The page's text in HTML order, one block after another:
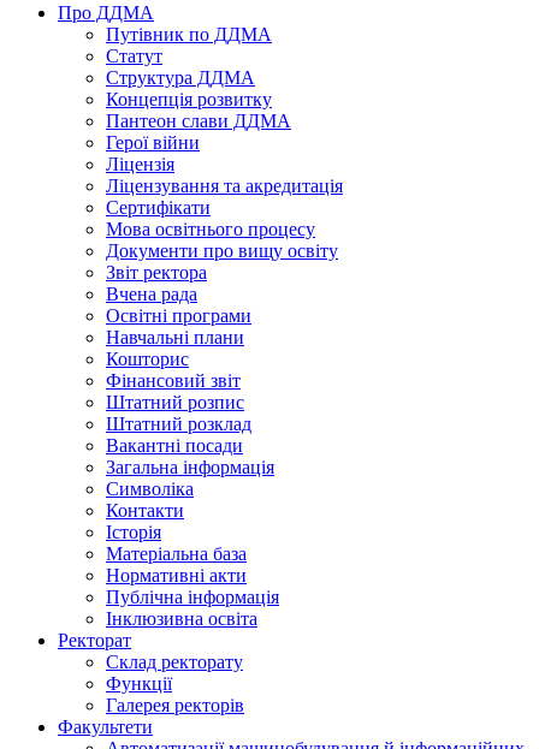
Про ДДМА
Путівник по ДДМА
Статут
Структура ДДМА
Концепція розвитку
Пантеон слави ДДМА
Герої війни
Ліцензія
Ліцензування та акредитація
Сертифікати
Мова освітнього процесу
Документи про вищу освіту
Звіт ректора
Вчена рада
Освітні програми
Навчальні плани
Кошторис
Фінансовий звіт
Штатний розпис
Штатний розклад
Вакантні посади
Загальна інформація
Символіка
Контакти
Історія
Матеріальна база
Нормативні акти
Публічна інформація
Інклюзивна освіта
Ректорат
Склад ректорату
Функції
Галерея ректорів
Факультети